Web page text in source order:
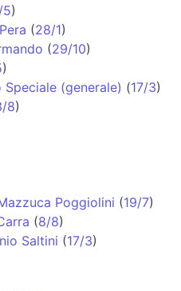
5)
(28/1)
(29/10)
)
Speciale (generale) (17/3)
8)
Poggiolini (19/7)
(8/8)
Saltini (17/3)